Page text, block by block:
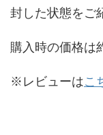
封した状態をご
購入時の価格は
※レビューはこ